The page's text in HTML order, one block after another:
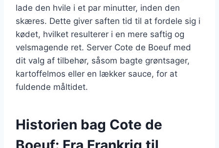
lade den hvile i et par minutter, inden den
skæres. Dette giver saften tid til at fordele sig i
kødet, hvilket resulterer i en mere saftig og
velsmagende ret. Server Cote de Boeuf med
dit valg af tilbehør, såsom bagte grøntsager,
kartoffelmos eller en lækker sauce, for at
fuldende måltidet.
Historien bag Cote de